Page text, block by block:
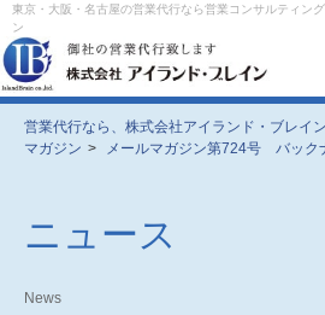
東京・大阪・名古屋の営業代行なら営業コンサルティン
ン
営業代行なら、株式会社アイランド・ブレイン
マガジン > メールマガジン第724号 バック
ニュース
News